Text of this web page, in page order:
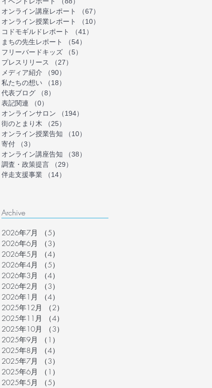
オンライン講座レポート
（67）
オンライン授業レポート
（10）
コドモギルドレポート
（41）
まちの先生レポート
（54）
フリーバードキッズ
（5）
プレスリリース
（27）
メディア紹介
（90）
私たちの想い
（18）
代表ブログ
（8）
表記関連
（0）
オンラインサロン
（194）
街のとまり木
（25）
オンライン授業告知
（10）
寄付
（3）
オンライン講座告知
（38）
調査・政策提言
（29）
伴走支援事業
（14）
Archive
2026年7月 （5）
2026年6月
（3）
2026年5月
（4）
2026年4月
（5）
2026年3月
（4）
2026年2月
（3）
2026年1月
（4）
2025年12月
（2）
2025年11月
（4）
2025年10月
（3）
2025年9月
（1）
2025年8月
（4）
2025年7月
（3）
2025年6月
（1）
2025年5月
（5）